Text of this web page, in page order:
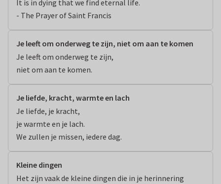
It is in dying that we find eternal life.
- The Prayer of Saint Francis
Je leeft om onderweg te zijn, niet om aan te komen
Je leeft om onderweg te zijn,
niet om aan te komen.
Je liefde, kracht, warmte en lach
Je liefde, je kracht,
je warmte en je lach.
We zullen je missen, iedere dag.
Kleine dingen
Het zijn vaak de kleine dingen die in je herinnering